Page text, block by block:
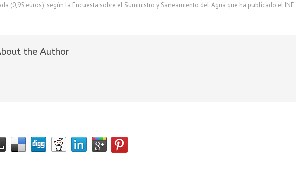
(0,95 euros), según la Encuesta sobre el Suministro y Saneamiento del Agua que ha publicado el INE.
the Author